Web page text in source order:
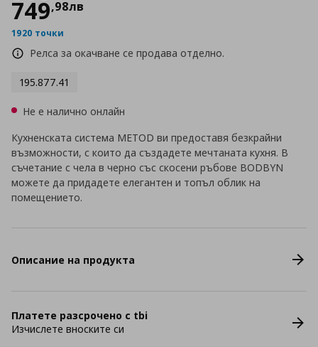
749,98лв
1920 точки
Релса за окачване се продава отделно.
195.877.41
Не е налично онлайн
Кухненската система METOD ви предоставя безкрайни
възможности, с които да създадете мечтаната кухня. В
съчетание с чела в черно със скосени ръбове BODBYN
можете да придадете елегантен и топъл облик на
помещението.
Описание на продукта
Платете разсрочено с tbi
Изчислете вноските си